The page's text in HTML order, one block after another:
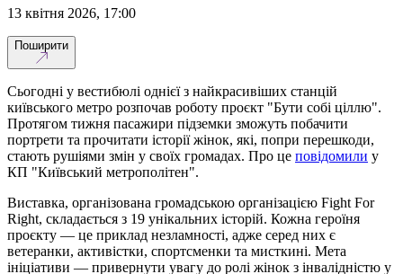
13 квітня 2026, 17:00
Поширити
Сьогодні у вестибюлі однієї з найкрасивіших станцій
київського метро розпочав роботу проєкт "Бути собі ціллю".
Протягом тижня пасажири підземки зможуть побачити
портрети та прочитати історії жінок, які, попри перешкоди,
стають рушіями змін у своїх громадах. Про це повідомили у
КП "Київський метрополітен".
Виставка, організована громадською організацією Fight For
Right, складається з 19 унікальних історій. Кожна героїня
проєкту — це приклад незламності, адже серед них є
ветеранки, активістки, спортсменки та мисткині. Мета
ініціативи — привернути увагу до ролі жінок з інвалідністю у